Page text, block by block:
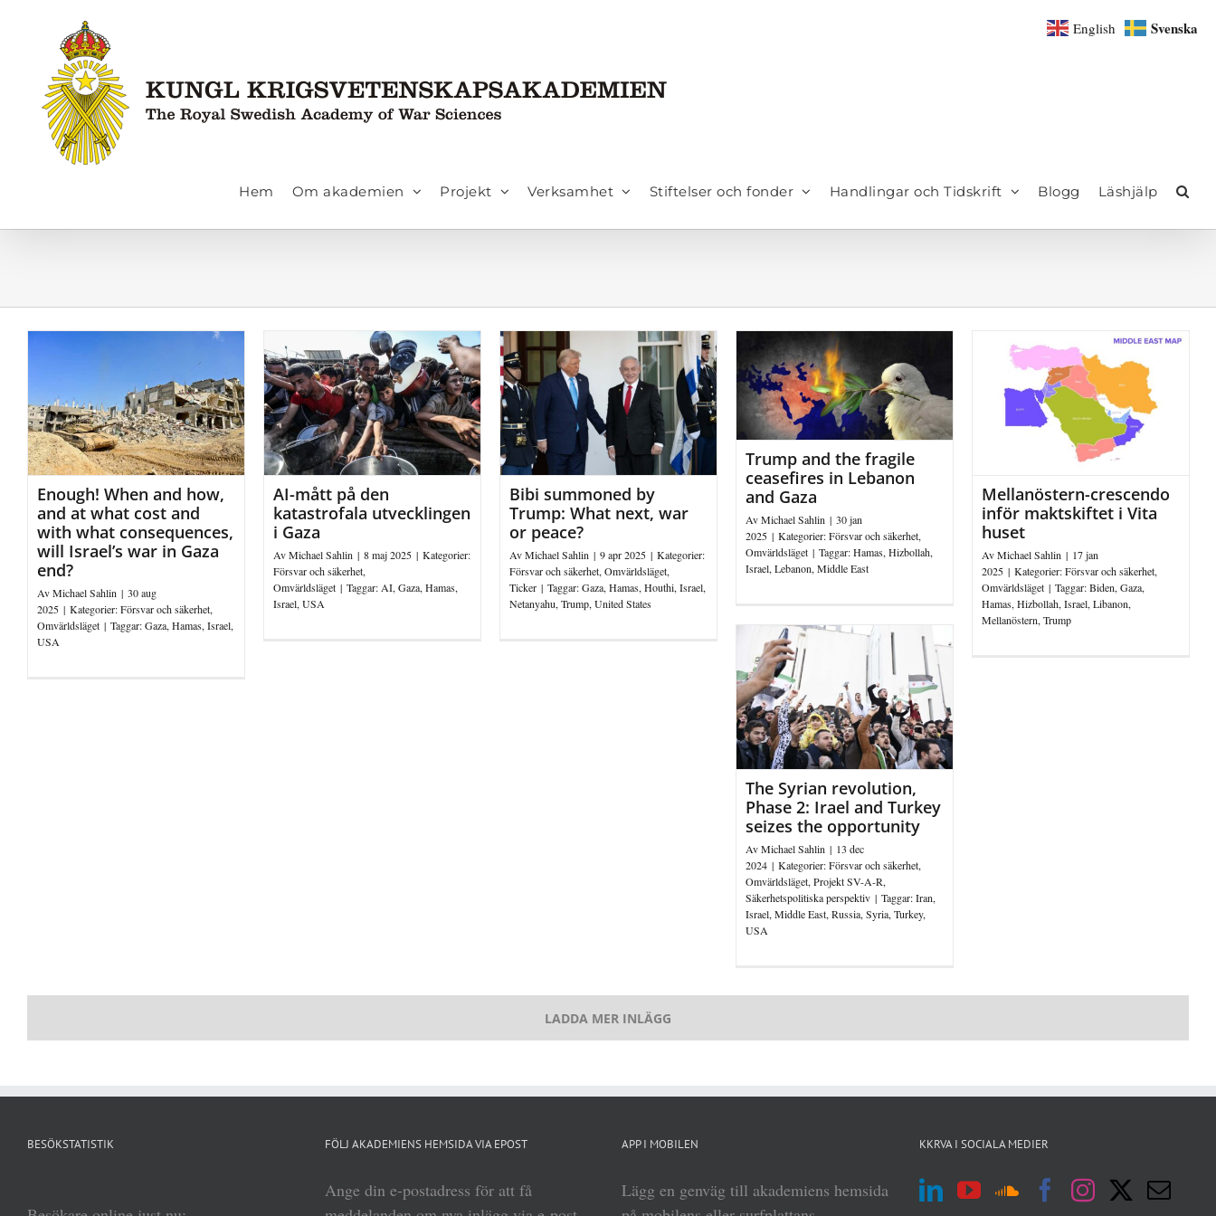
innehållet
Hem Om akademien Projekt Verksamhet Stiftelser och fonder Handlingar och Tidskrift Blogg Läshjälp
Enough! When and how,
and at what cost and
with what consequences,
will Israel’s war in Gaza
end?
AvMichael Sahlin | 30 aug
2025 | Kategorier:Försvar och säkerhet,
Omvärldsläget | Taggar:Gaza,Hamas,Israel,
USA
AI-mått på den
katastrofala utvecklingen
i Gaza
AvMichael Sahlin | 8 maj 2025 | Kategorier:
Försvar och säkerhet,
Omvärldsläget | Taggar:AI,Gaza,Hamas,
Israel,USA
Bibi summoned by
Trump: What next, war
or peace?
AvMichael Sahlin | 9 apr 2025 | Kategorier:
Försvar och säkerhet,Omvärldsläget,
Ticker | Taggar:Gaza,Hamas,Houthi,Israel,
Netanyahu,Trump,United States
Trump and the fragile
ceasefires in Lebanon
and Gaza
AvMichael Sahlin | 30 jan
2025 | Kategorier:Försvar och säkerhet,
Omvärldsläget | Taggar:Hamas, Hizbollah,
Israel, Lebanon, Middle East
Mellanöstern-crescendo
inför maktskiftet i Vita
huset
AvMichael Sahlin | 17 jan
2025 | Kategorier:Försvar och säkerhet,
Omvärldsläget | Taggar:Biden,Gaza,
Hamas,Hizbollah,Israel,Libanon,
Mellanöstern,Trump
The Syrian revolution,
Phase 2: Irael and Turkey
seizes the opportunity
AvMichael Sahlin | 13 dec
2024 | Kategorier:Försvar och säkerhet,
Omvärldsläget,Projekt SV-A-R,
Säkerhetspolitiska perspektiv | Taggar:Iran,
Israel,Middle East,Russia,Syria,Turkey,
USA
LADDA MER INLÄGG
BESÖKSTATISTIK FÖLJ AKADEMIENS HEMSIDA VIA EPOST
Ange din e-postadress för att få
APP I MOBILEN
Lägg en genväg till akademiens hemsida
KKRVA I SOCIALA MEDIER
English Svenska